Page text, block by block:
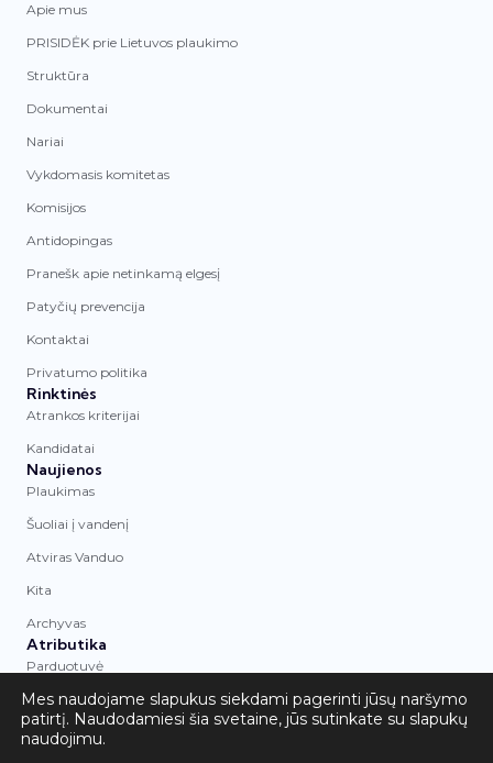
Apie mus
PRISIDĖK prie Lietuvos plaukimo
Struktūra
Dokumentai
Nariai
Vykdomasis komitetas
Komisijos
Antidopingas
Pranešk apie netinkamą elgesį
Patyčių prevencija
Kontaktai
Privatumo politika
Rinktinės
Atrankos kriterijai
Kandidatai
Naujienos
Plaukimas
Šuoliai į vandenį
Atviras Vanduo
Kita
Archyvas
Atributika
Parduotuvė
© 2026 Asociacija „LTU Aquatics“. Visos
teisės saugomos.
Mes naudojame slapukus siekdami pagerinti jūsų naršymo
patirtį. Naudodamiesi šia svetaine, jūs sutinkate su slapukų
naudojimu.